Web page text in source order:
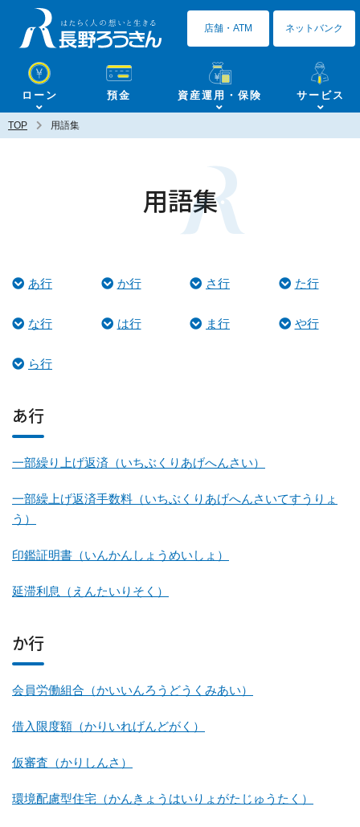
ローン 預金 資産運用・保険 サービス
店舗・ATM ネットバンク
TOP 用語集
用語集
あ行 か行 さ行 た行
な行 は行 ま行 や行
ら行
あ行
一部繰り上げ返済（いちぶくりあげへんさい）
一部繰上げ返済手数料（いちぶくりあげへんさいてすうりょ
う）
印鑑証明書（いんかんしょうめいしょ）
延滞利息（えんたいりそく）
か行
会員労働組合（かいいんろうどうくみあい）
借入限度額（かりいれげんどがく）
仮審査（かりしんさ）
環境配慮型住宅（かんきょうはいりょがたじゅうたく）